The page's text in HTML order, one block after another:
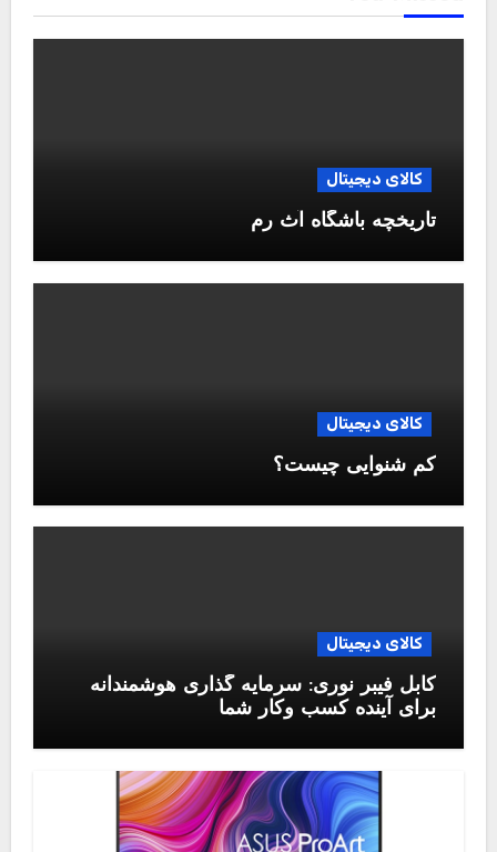
کالای دیجیتال
تاریخچه باشگاه آث رم
کالای دیجیتال
کم شنوایی چیست؟
کالای دیجیتال
کابل فیبر نوری: سرمایه گذاری هوشمندانه
برای آینده کسب وکار شما